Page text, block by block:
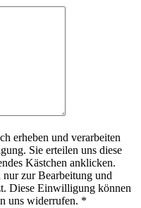
erheben und verarbeiten
Sie erteilen uns diese
Kästchen anklicken.
zur Bearbeitung und
Diese Einwilligung können
uns widerrufen. *